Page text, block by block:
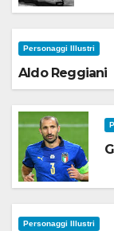
Personaggi Illustri
Aldo Reggiani
Personaggi Illustri